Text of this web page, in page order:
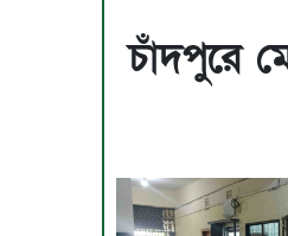
চাঁদপুরে